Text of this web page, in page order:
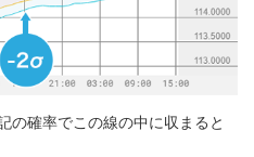
の確率でこの線の中に収まると